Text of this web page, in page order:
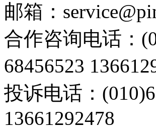
邮箱：
合作咨询电话：
68456523
投诉电话：
13661292478